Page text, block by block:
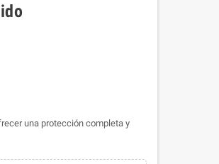
una protección completa y